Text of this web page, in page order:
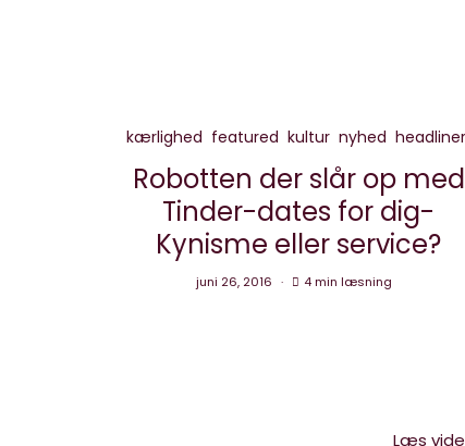
kærlighed featured kultur nyhed headliner
Robotten der slår op med
Tinder-dates for dig-
Kynisme eller service?
juni 26, 2016 4 min læsning
Læs